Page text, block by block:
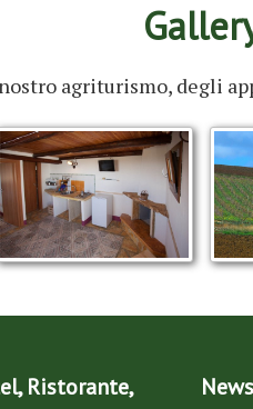
agriturismo, degli
Ristorante,